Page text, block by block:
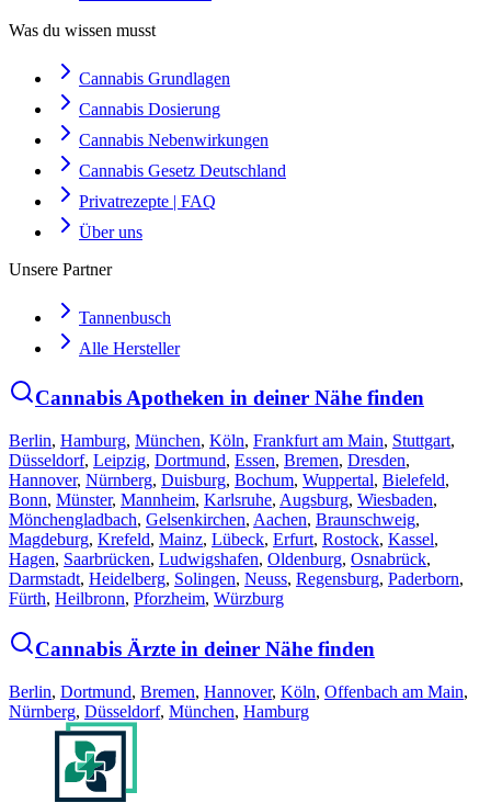
Was du wissen musst
Cannabis Grundlagen
Cannabis Dosierung
Cannabis Nebenwirkungen
Cannabis Gesetz Deutschland
Privatrezepte | FAQ
Über uns
Unsere Partner
Tannenbusch
Alle Hersteller
Cannabis Apotheken in deiner Nähe finden
Berlin, Hamburg, München, Köln, Frankfurt am Main, Stuttgart,
Düsseldorf, Leipzig, Dortmund, Essen, Bremen, Dresden,
Hannover, Nürnberg, Duisburg, Bochum, Wuppertal, Bielefeld,
Bonn, Münster, Mannheim, Karlsruhe, Augsburg, Wiesbaden,
Mönchengladbach, Gelsenkirchen, Aachen, Braunschweig,
Magdeburg, Krefeld, Mainz, Lübeck, Erfurt, Rostock, Kassel,
Hagen, Saarbrücken, Ludwigshafen, Oldenburg, Osnabrück,
Darmstadt, Heidelberg, Solingen, Neuss, Regensburg, Paderborn,
Fürth, Heilbronn, Pforzheim, Würzburg
Cannabis Ärzte in deiner Nähe finden
Berlin, Dortmund, Bremen, Hannover, Köln, Offenbach am Main,
Nürnberg, Düsseldorf, München, Hamburg